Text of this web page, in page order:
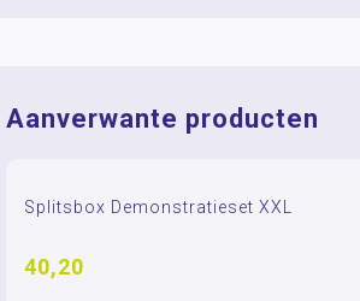
Aanverwante producten
Splitsbox Demonstratieset XXL
40,20